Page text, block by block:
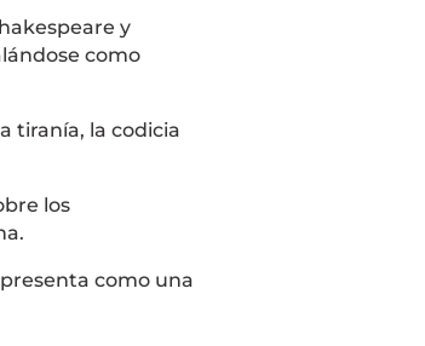
y
como
tiranía, la codicia
los
como una